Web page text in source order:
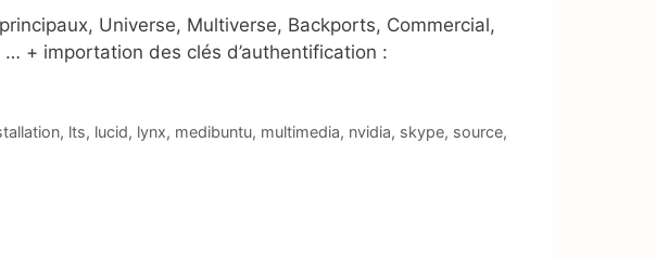
Universe, Multiverse, Backports, Commercial,
+ importation des clés d’authentification :
, lts, lucid, lynx, medibuntu, multimedia, nvidia, skype, source,